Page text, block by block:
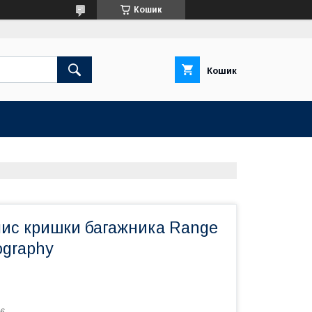
Кошик
Кошик
кришки багажника Range